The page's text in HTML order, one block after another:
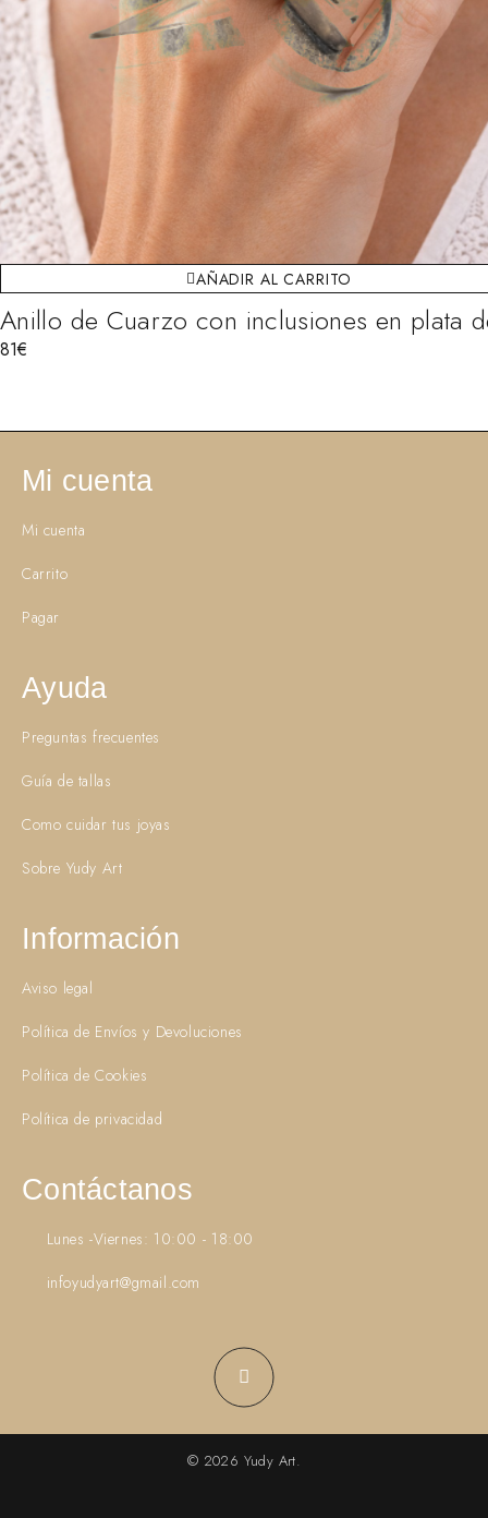
AÑADIR AL CARRITO
Anillo de Cuarzo con inclusiones en plata
81€
Mi cuenta
Mi cuenta
Carrito
Pagar
Ayuda
Preguntas frecuentes
Guía de tallas
Como cuidar tus joyas
Sobre Yudy Art
Información
Aviso legal
Política de Envíos y Devoluciones
Política de Cookies
Política de privacidad
Contáctanos
Lunes -Viernes: 10:00 - 18:00
infoyudyart@gmail.com
© 2026 Yudy Art.